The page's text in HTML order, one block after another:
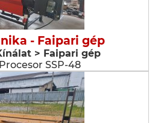
- Faipari gép
> Faipari gép
SSP-48